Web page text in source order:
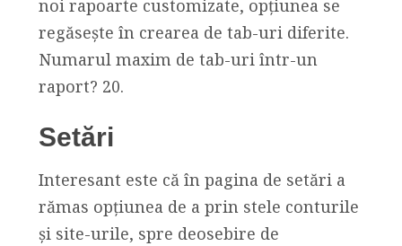
noi rapoarte customizate, opțiunea se
regăsește în crearea de tab-uri diferite.
Numarul maxim de tab-uri într-un
raport? 20.
Setări
Interesant este că în pagina de setări a
rămas opțiunea de a prin stele conturile
și site-urile, spre deosebire de